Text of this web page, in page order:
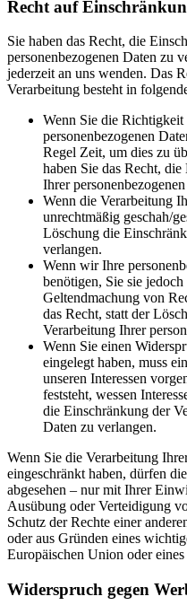
Recht auf
Sie haben das Recht, die
personenbezogenen Daten zu
jederzeit an uns wenden. Das
Verarbeitung besteht in
Wenn Sie die Richtigkeit
personenbezogenen
Regel Zeit, um dies zu
haben Sie das Recht,
Ihrer
Wenn die Verarbeitung
unrechtmäßig geschah/
Löschung die
verlangen.
Wenn wir Ihre
benötigen, Sie sie
Geltendmachung von
das Recht, statt der
Verarbeitung Ihrer
Wenn Sie einen
eingelegt haben, muss
unseren Interessen
feststeht, wessen
die Einschränkung der
Daten zu verlangen.
Wenn Sie die Verarbeitung
eingeschränkt haben, dürfen
abgesehen – nur mit Ihrer
Ausübung oder Verteidigung
Schutz der Rechte einer
oder aus Gründen eines
Europäischen Union oder
Widerspruch gegen